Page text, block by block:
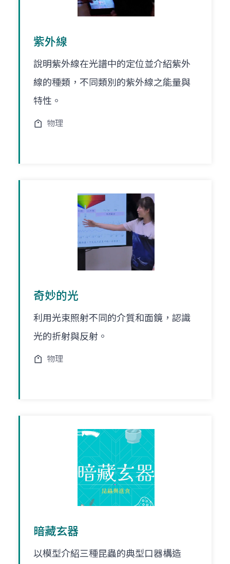
紫外線
說明紫外線在光譜中的定位並介紹紫外
線的種類，不同類別的紫外線之能量與
特性。
物理
奇妙的光
利用光束照射不同的介質和面鏡，認識
光的折射與反射。
物理
暗藏玄器
以模型介紹三種昆蟲的典型口器構造